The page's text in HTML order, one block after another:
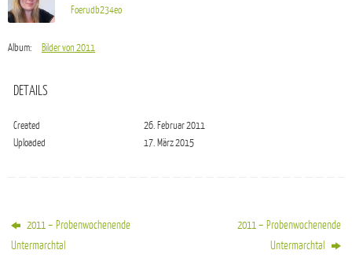
Foerudb234eo
Album: Bilder von 2011
DETAILS
Created
26. Februar 2011
Uploaded
17. März 2015
2011 – Probenwochenende
Untermarchtal
2011 – Probenwochenende
Untermarchtal